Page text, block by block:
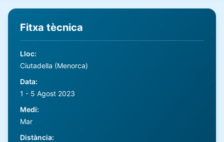
Fitxa tècnica
Lloc:
Ciutadella (Menorca)
Data:
1 - 5 Agost 2023
Medi:
Mar
Distància: